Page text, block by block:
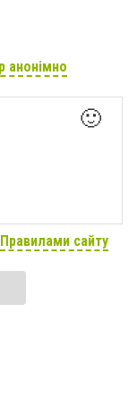
анонімно
🙂
Правилами сайту